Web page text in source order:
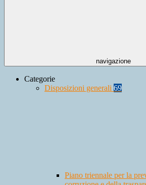
navigazione
Categorie
Disposizioni generali 69
Piano triennale per la